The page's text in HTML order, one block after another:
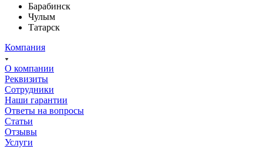
Барабинск
Чулым
Татарск
Компания
О компании
Реквизиты
Сотрудники
Наши гарантии
Ответы на вопросы
Статьи
Отзывы
Услуги